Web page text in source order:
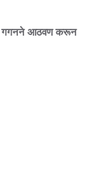
गगनने आठवण करून